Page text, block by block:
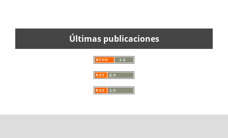
Últimas publicaciones